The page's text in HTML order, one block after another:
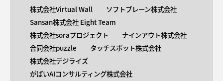
株式会社Virtual Wall
ソフトブレーン株式会社
Sansan株式会社 Eight Team
株式会社soraプロジェクト
ナインアウト株式会社
合同会社puzzle
タッチスポット株式会社
株式会社デジライズ
がばいAIコンサルティング株式会社